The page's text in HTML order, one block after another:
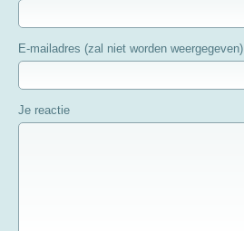
E-mailadres (zal niet worden weergegeven)
Je reactie